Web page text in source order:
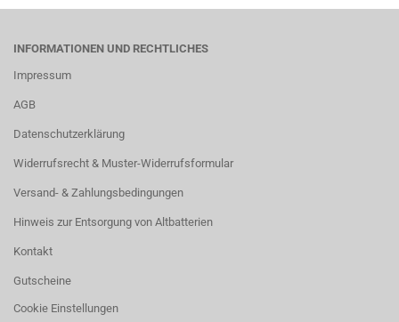
INFORMATIONEN UND RECHTLICHES
Impressum
AGB
Datenschutzerklärung
Widerrufsrecht & Muster-Widerrufsformular
Versand- & Zahlungsbedingungen
Hinweis zur Entsorgung von Altbatterien
Kontakt
Gutscheine
Cookie Einstellungen